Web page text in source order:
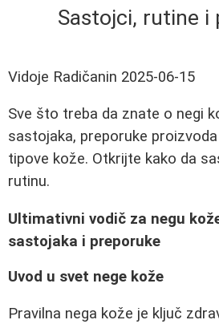
Sastojci, rutine i
Vidoje Radičanin 2025-06-15
Sve što treba da znate o negi
sastojaka, preporuke
tipove kože. Otkrijte kako da
rutinu.
Ultimativni vodič za negu
sastojaka i preporuke
Uvod u svet nege kože
Pravilna nega kože je ključ